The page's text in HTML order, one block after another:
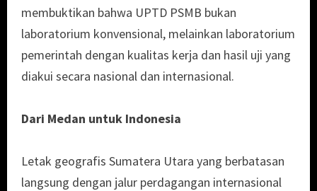
membuktikan bahwa UPTD PSMB bukan
laboratorium konvensional, melainkan laboratorium
pemerintah dengan kualitas kerja dan hasil uji yang
diakui secara nasional dan internasional.
Dari Medan untuk Indonesia
Letak geografis Sumatera Utara yang berbatasan
langsung dengan jalur perdagangan internasional